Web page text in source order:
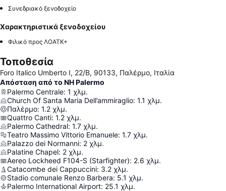
Συνεδριακό ξενοδοχείο
Χαρακτηριστικά ξενοδοχείου
Φιλικό προς ΛΟΑΤΚ+
Τοποθεσία
Foro Italico Umberto I, 22/B, 90133, Παλέρμο, Ιταλία
Απόσταση από το NH Palermo
Palermo Centrale: 1 χλμ.
Church Of Santa Maria Dell’ammiraglio: 1.1 χλμ.
Παλέρμο: 1.2 χλμ.
Quattro Canti: 1.2 χλμ.
Palermo Cathedral: 1.7 χλμ.
Teatro Massimo Vittorio Emanuele: 1.7 χλμ.
Palazzo dei Normanni: 2 χλμ.
Palatine Chapel: 2 χλμ.
Aereo Lockheed F104-S (Starfighter): 2.6 χλμ.
Catacombe dei Cappuccini: 3.2 χλμ.
Stadio comunale Renzo Barbera: 5.1 χλμ.
Palermo International Airport: 25.1 χλμ.